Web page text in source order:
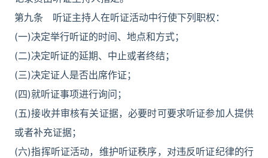
第九条 听证主持人在听证活动中行使下列职权：
(一)决定举行听证的时间、地点和方式；
(二)决定听证的延期、中止或者终结；
(三)决定证人是否出席作证；
(四)就听证事项进行询问；
(五)接收并审核有关证据，必要时可要求听证参加人提供
或者补充证据；
(六)指挥听证活动，维护听证秩序，对违反听证纪律的行